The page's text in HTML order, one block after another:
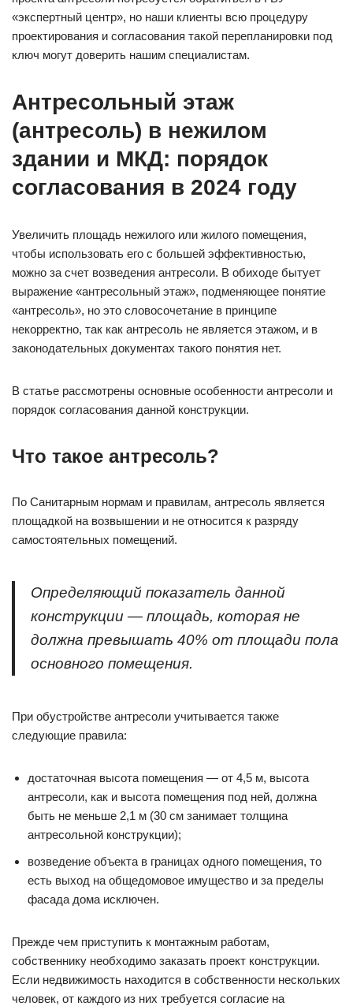
«экспертный центр», но наши клиенты всю процедуру
проектирования и согласования такой перепланировки под
ключ могут доверить нашим специалистам.
Антресольный этаж
(антресоль) в нежилом
здании и МКД: порядок
согласования в 2024 году
Увеличить площадь нежилого или жилого помещения,
чтобы использовать его с большей эффективностью,
можно за счет возведения антресоли. В обиходе бытует
выражение «антресольный этаж», подменяющее понятие
«антресоль», но это словосочетание в принципе
некорректно, так как антресоль не является этажом, и в
законодательных документах такого понятия нет.
В статье рассмотрены основные особенности антресоли и
порядок согласования данной конструкции.
Что такое антресоль?
По Санитарным нормам и правилам, антресоль является
площадкой на возвышении и не относится к разряду
самостоятельных помещений.
Определяющий показатель данной
конструкции — площадь, которая не
должна превышать 40% от площади пола
основного помещения.
При обустройстве антресоли учитывается также
следующие правила:
достаточная высота помещения — от 4,5 м, высота
антресоли, как и высота помещения под ней, должна
быть не меньше 2,1 м (30 см занимает толщина
антресольной конструкции);
возведение объекта в границах одного помещения, то
есть выход на общедомовое имущество и за пределы
фасада дома исключен.
Прежде чем приступить к монтажным работам,
собственнику необходимо заказать проект конструкции.
Если недвижимость находится в собственности нескольких
человек, от каждого из них требуется согласие на